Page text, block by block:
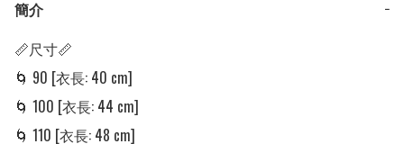
簡介
−
📏尺寸📏
🌀 90 [衣長: 40 cm]
🌀 100 [衣長: 44 cm]
🌀 110 [衣長: 48 cm]